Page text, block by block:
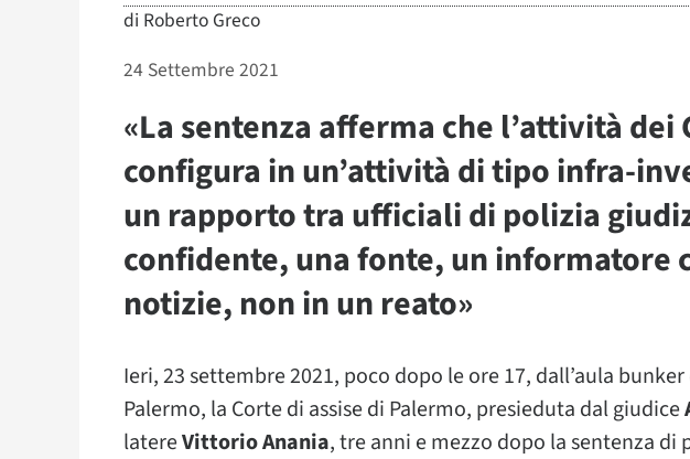
di Roberto Greco
24 Settembre 2021
«La sentenza afferma che l’attività dei
configura in un’attività di tipo infra-
un rapporto tra ufficiali di polizia
confidente, una fonte, un informatore
notizie, non in un reato»
Ieri, 23 settembre 2021, poco dopo le ore 17, dall’aula
Palermo, la Corte di assise di Palermo, presieduta dal giudice
latereVittorio Anania, tre anni e mezzo dopo la sentenza di